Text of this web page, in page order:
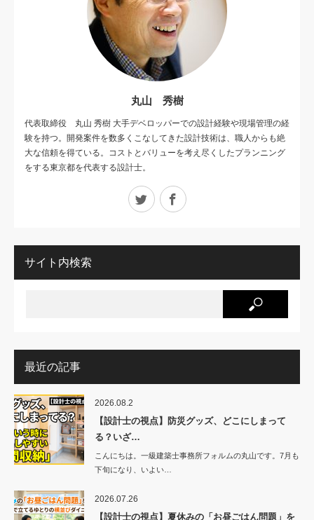
丸山 秀樹
代表取締役 丸山 秀樹 大手デベロッパーでの設計経験や現場管理の経
験を持つ。開発案件を数多くこなしてきた設計技術は、職人からも絶
大な信頼を得ている。コストとバリューを考え尽くしたプランニング
をする東京都を代表する設計士。
Twitter Facebook
サイト内検索
最近の記事
2026.08.2
【設計士の視点】防災グッズ、どこにしまって
る？いざ…
こんにちは。一級建築士事務所フォルムの丸山です。7月も
下旬になり、いよい…
2026.07.26
【設計士の視点】夏休みの「お昼ごはん問題」を